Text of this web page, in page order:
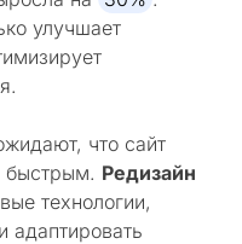
улучшает
что сайт
быстрым. Редизайн
технологии,
адаптировать